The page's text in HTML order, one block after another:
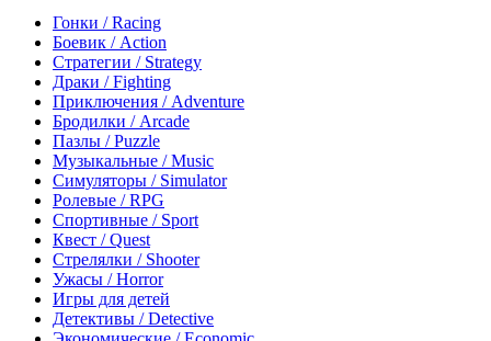
Гонки / Racing
Боевик / Action
Стратегии / Strategy
Драки / Fighting
Приключения / Adventure
Бродилки / Arcade
Пазлы / Puzzle
Музыкальные / Music
Симуляторы / Simulator
Ролевые / RPG
Спортивные / Sport
Квест / Quest
Стрелялки / Shooter
Ужасы / Horror
Игры для детей
Детективы / Detective